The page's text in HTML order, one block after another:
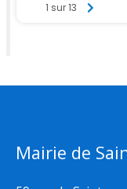
Mairie de